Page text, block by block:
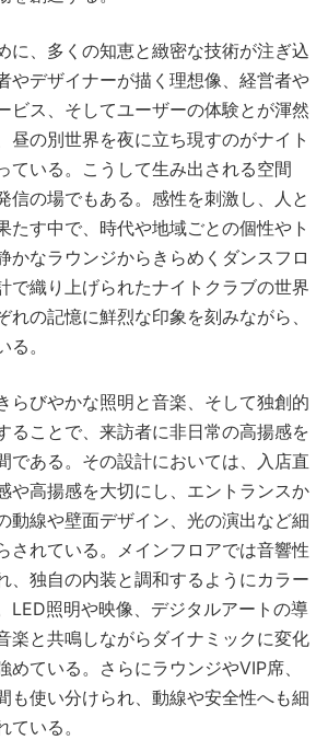
に、多くの知恵と緻密な技術が注ぎ込
やデザイナーが描く理想像、経営者や
ビス、そしてユーザーの体験とが渾然
昼の別世界を夜に立ち現すのがナイト
ている。こうして生み出される空間
信の場でもある。感性を刺激し、人と
たす中で、時代や地域ごとの個性やト
かなラウンジからきらめくダンスフロ
で織り上げられたナイトクラブの世界
れの記憶に鮮烈な印象を刻みながら、
。
らびやかな照明と音楽、そして独創的
ることで、来訪者に非日常の高揚感を
である。その設計においては、入店直
や高揚感を大切にし、エントランスか
動線や壁面デザイン、光の演出など細
されている。メインフロアでは音響性
、独自の内装と調和するようにカラー
LED照明や映像、デジタルアートの導
楽と共鳴しながらダイナミックに変化
めている。さらにラウンジやVIP席、
も使い分けられ、動線や安全性へも細
いる。